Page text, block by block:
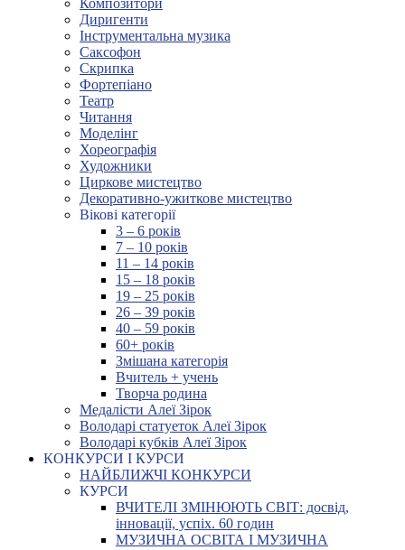
Композитори
Диригенти
Інструментальна музика
Саксофон
Скрипка
Фортепіано
Театр
Читання
Моделінг
Хореографія
Художники
Циркове мистецтво
Декоративно-ужиткове мистецтво
Вікові категорії
3 – 6 років
7 – 10 років
11 – 14 років
15 – 18 років
19 – 25 років
26 – 39 років
40 – 59 років
60+ років
Змішана категорія
Вчитель + учень
Творча родина
Медалісти Алеї Зірок
Володарі статуеток Алеї Зірок
Володарі кубків Алеї Зірок
КОНКУРСИ І КУРСИ
НАЙБЛИЖЧІ КОНКУРСИ
КУРСИ
ВЧИТЕЛІ ЗМІНЮЮТЬ СВІТ: досвід,
інновації, успіх. 60 годин
МУЗИЧНА ОСВІТА І МУЗИЧНА